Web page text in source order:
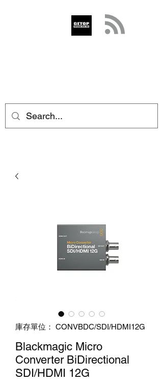
庫存單位： CONVBDC/SDI/HDMI12G
Blackmagic Micro
Converter BiDirectional
SDI/HDMI 12G